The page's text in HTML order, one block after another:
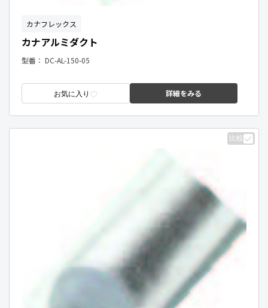
カナフレックス
カナアルミダクト
型番： DC-AL-150-05
お気に入り 詳細をみる
比較